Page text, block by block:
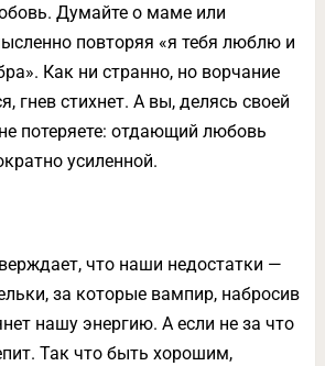
Думайте о маме или
повторяя «я тебя люблю и
Как ни странно, но ворчание
гнев стихнет. А вы, делясь своей
потеряете: отдающий любовь
усиленной.
что наши недостатки —
за которые вампир, набросив
нашу энергию. А если не за что
Так что быть хорошим,